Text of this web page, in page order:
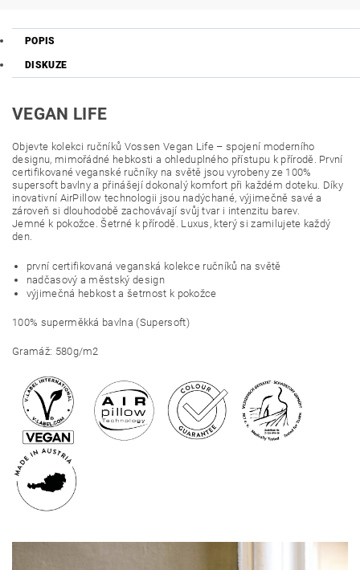
POPIS
DISKUZE
VEGAN LIFE
Objevte kolekci ručníků Vossen Vegan Life – spojení moderního
designu, mimořádné hebkosti a ohleduplného přístupu k přírodě. První
certifikované veganské ručníky na světě jsou vyrobeny ze 100%
supersoft bavlny a přinášejí dokonalý komfort při každém doteku. Díky
inovativní AirPillow technologii jsou nadýchané, výjimečně savé a
zároveň si dlouhodobě zachovávají svůj tvar i intenzitu barev.
Jemné k pokožce. Šetrné k přírodě. Luxus, který si zamilujete každý
den.
první certifikovaná veganská kolekce ručníků na světě
nadčasový a městský design
výjimečná hebkost a šetrnost k pokožce
100% superměkká bavlna (Supersoft)
Gramáž: 580g/m2